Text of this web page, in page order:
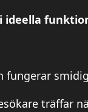
ideella
fungerar
träffar